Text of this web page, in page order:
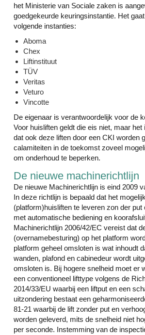
het Ministerie van Sociale zaken is
goedgekeurde keuringsinstantie. Het
volgende instanties:
Aboma
Chex
Liftinstituut
TÜV
Veritas
Veturo
Vincotte
De eigenaar is verantwoordelijk voor de
Voor huisliften geldt die eis niet, maar
dat ook deze liften door een CKI worden
calamiteiten in de toekomst zoveel
om onderhoud te beperken.
De nieuwe machinerichtlijn
De nieuwe Machinerichtlijn is eind 2009
In deze richtlijn is bepaald dat het
(platform)huisliften te leveren zon der put
met automatische bediening en
Machinerichtlijn 2006/42/EC vereist dat
(overnamebesturing) op het platform
platform geheel omsloten is wat inhoudt
wanden, plafond en cabinedeur wordt
omsloten is. Bij hogere snelheid moet er
een conventioneel lifttype volgens de
2014/33/EU waarbij een liftput en een
uitzondering bestaat een
81-21 waarbij de lift zonder put en
worden geleverd, mits de snelheid niet
per seconde. Instemming van de